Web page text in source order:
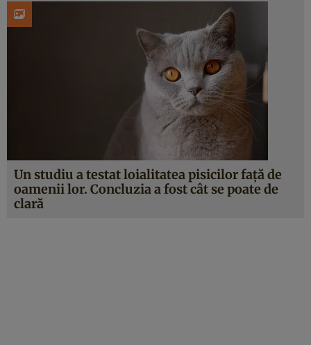
Un studiu a testat loialitatea pisicilor față de
oamenii lor. Concluzia a fost cât se poate de
clară